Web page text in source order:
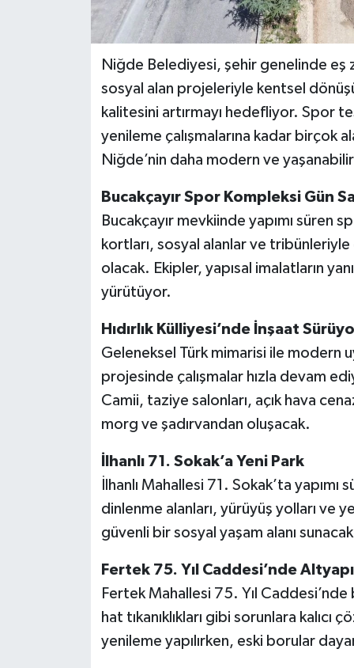
Niğde Belediyesi, şehir genelinde eş
sosyal alan projeleriyle kentsel
kalitesini artırmayı hedefliyor. Spor
yenileme çalışmalarına kadar birçok
Niğde’nin daha modern ve
Bucakçayır Spor Kompleksi Gün
Bucakçayır mevkiinde yapımı süren
kortları, sosyal alanlar ve
olacak. Ekipler, yapısal imalatların
yürütüyor.
Hıdırlık Külliyesi’nde İnşaat
Geleneksel Türk mimarisi ile modern
projesinde çalışmalar hızla devam
Camii, taziye salonları, açık hava
morg ve şadırvandan oluşacak.
İlhanlı 71. Sokak’a Yeni Park
İlhanlı Mahallesi 71. Sokak’ta
dinlenme alanları, yürüyüş yolları ve
güvenli bir sosyal yaşam alanı
Fertek 75. Yıl Caddesi’nde
Fertek Mahallesi 75. Yıl Caddesi’nde
hat tıkanıklıkları gibi sorunlara
yenileme yapılırken, eski borular